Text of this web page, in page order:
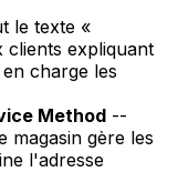
le texte «
clients expliquant
charge les
Method --
magasin gère les
l'adresse